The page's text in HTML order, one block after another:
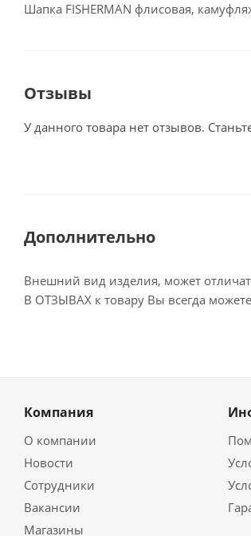
Шапка FISHERMAN флисовая,
Отзывы
У данного товара нет отзывов.
Дополнительно
Внешний вид изделия, может
В ОТЗЫВАХ к товару Вы всегда
Компания
О компании
Новости
Сотрудники
Вакансии
Магазины